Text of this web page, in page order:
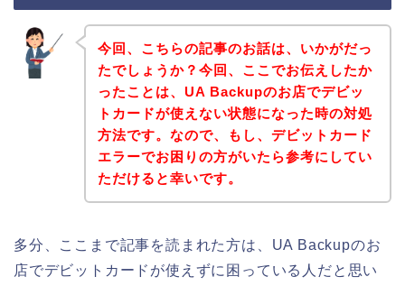
今回、こちらの記事のお話は、いかがだっ
たでしょうか？今回、ここでお伝えしたか
ったことは、UA Backupのお店でデビッ
トカードが使えない状態になった時の対処
方法です。なので、もし、デビットカード
エラーでお困りの方がいたら参考にしてい
ただけると幸いです。
多分、ここまで記事を読まれた方は、UA Backupのお
店でデビットカードが使えずに困っている人だと思い